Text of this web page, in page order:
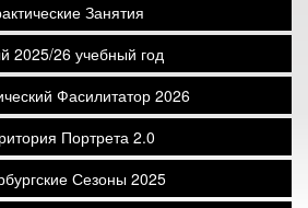
Занятия
2025/26 учебный год
Фасилитатор 2026
Портрета 2.0
Сезоны 2025